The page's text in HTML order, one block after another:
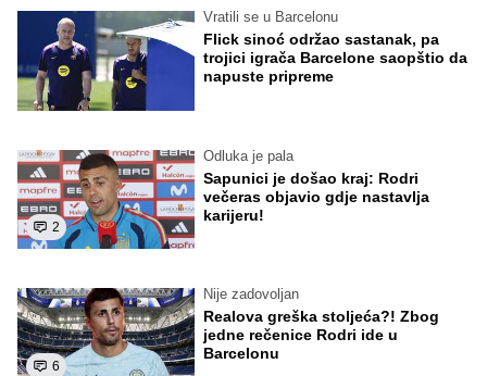
Vratili se u Barcelonu
Flick sinoć održao sastanak, pa
trojici igrača Barcelone saopštio da
napuste pripreme
2
Odluka je pala
Sapunici je došao kraj: Rodri
večeras objavio gdje nastavlja
karijeru!
6
Nije zadovoljan
Realova greška stoljeća?! Zbog
jedne rečenice Rodri ide u
Barcelonu